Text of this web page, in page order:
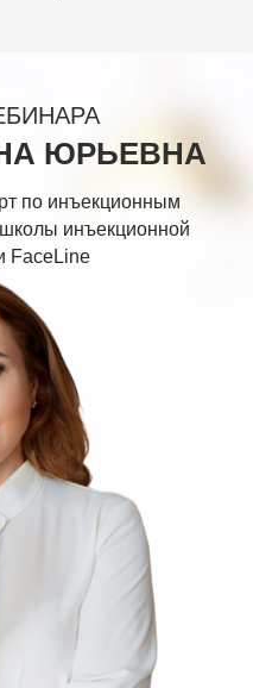
ЮРЬЕВНА
по инъекционным
инъекционной
FaceLine